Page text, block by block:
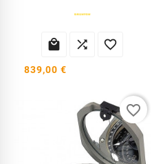
  
839,00 €
favorite_border